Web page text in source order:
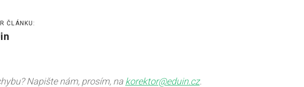
ČLÁNKU:
Napište nám, prosím, na korektor@eduin.cz.